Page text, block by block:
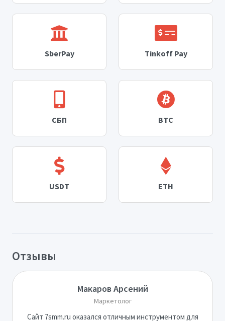
SberPay Tinkoff Pay
СБП BTC
USDT ETH
Отзывы
Макаров Арсений
Маркетолог
Сайт 7smm.ru оказался отличным инструментом для